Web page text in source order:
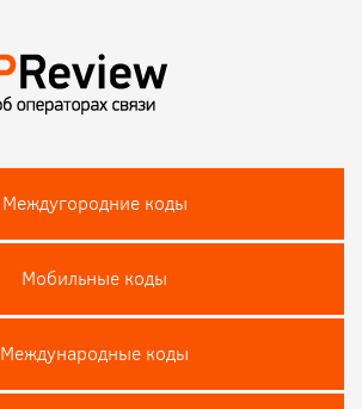
Междугородние коды
Мобильные коды
Международные коды